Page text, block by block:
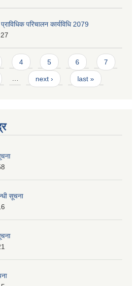
परिचालन कार्यविधि 2079
4 5 6 7
… next › last »
सूचना